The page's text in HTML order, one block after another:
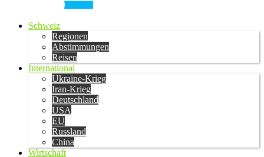
Schweiz
Regionen
Abstimmungen
Reisen
International
Ukraine-Krieg
Iran-Krieg
Deutschland
USA
EU
Russland
China
Wirtschaft